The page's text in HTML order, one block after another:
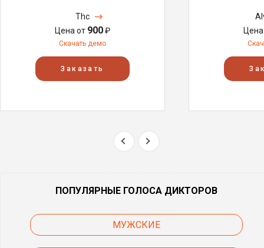
Thc
Цена от 900₽
Скачать демо
Заказать
ПОПУЛЯРНЫЕ ГОЛОСА ДИКТОРОВ
МУЖСКИЕ